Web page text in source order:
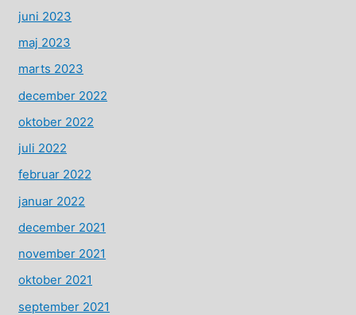
juni 2023
maj 2023
marts 2023
december 2022
oktober 2022
juli 2022
februar 2022
januar 2022
december 2021
november 2021
oktober 2021
september 2021